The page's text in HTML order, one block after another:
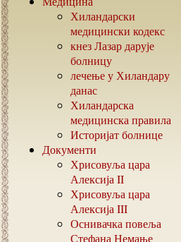
Хиландарски
медицински кодекс
кнез Лазар дарује
болницу
лечење у Хиландару
данас
Хиландарска
медицинска правила
Историјат болнице
Документи
Хрисовуља цара
Алексија II
Хрисовуља цара
Алексија III
Оснивачка повеља
Стефана Немање